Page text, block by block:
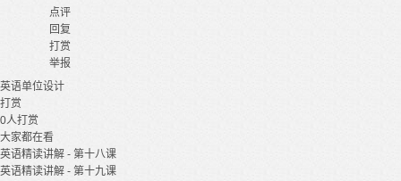
点评
回复
打赏
举报
英语单位设计
打赏
0人打赏
大家都在看
英语精读讲解 - 第十八课
英语精读讲解 - 第十九课